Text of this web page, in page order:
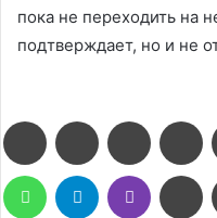
пока не переходить на
подтверждает, но и не
FacebookTwitter LinkedIn
WhatsAppTelegram Viber